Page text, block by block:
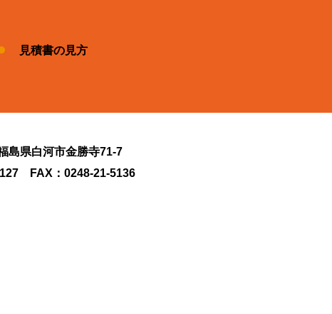
見積書の見方
島県白河市金勝寺71-7
FAX：0248-21-5136